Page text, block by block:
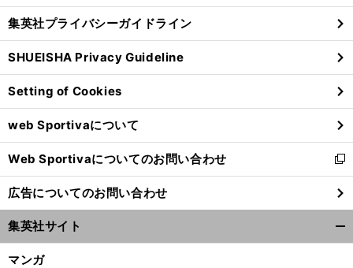
る
し
い
ウ
ィ
ン
ド
ウ
で
開
く
集英社プライバシーガイドライン
SHUEISHA Privacy Guideline
Setting of Cookies
web Sportivaについて
Web Sportivaについてのお問い合わせ
新
し
い
ウ
ィ
ン
広告についてのお問い合わせ
集英社サイト
マンガ